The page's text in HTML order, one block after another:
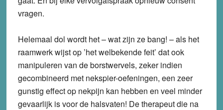
vragen.
Helemaal dol wordt het – wat zijn ze bang! – als het
raamwerk wijst op ’het welbekende feit’ dat ook
manipuleren van de borstwervels, zeker indien
gecombineerd met nekspier-oefeningen, een zeer
gunstig effect op nekpijn kan hebben en veel minder
gevaarlijk is voor de halsvaten! De therapeut die na